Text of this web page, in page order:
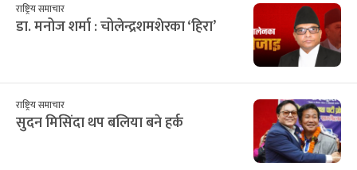
राष्ट्रिय समाचार
डा. मनोज शर्मा : चोलेन्द्रशमशेरका ‘हिरा’
राष्ट्रिय समाचार
सुदन मिसिंदा थप बलिया बने हर्क